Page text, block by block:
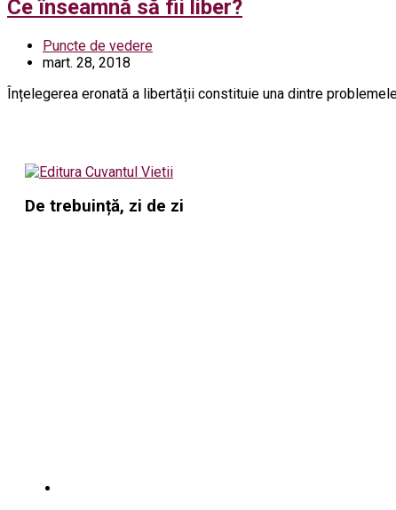
Ce înseamnă să fii liber?
Puncte de vedere
mart. 28, 2018
Înțelegerea eronată a libertății constituie una dintre
De trebuință, zi de zi